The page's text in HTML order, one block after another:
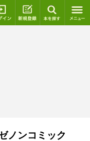
ログイン 新規登録
ノンコミック